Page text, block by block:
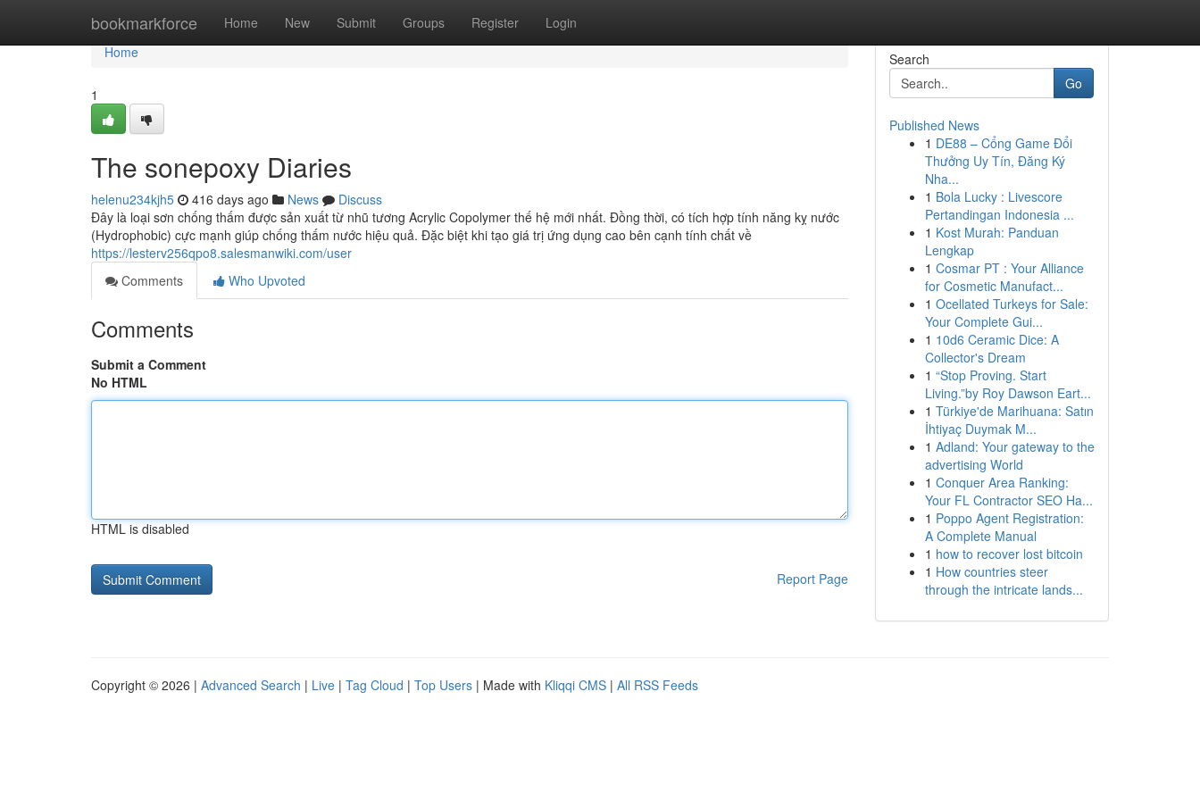
bookmarkforce Home New Submit Groups Register Login
Home
Home
1
The sonepoxy Diaries
helenu234kjh5 416 days ago News
Discuss
Đây là loại sơn chống thấm được sản xuất từ nhũ tương Acrylic Copolymer thế hệ mới nhất. Đồng thời, có tích hợp tính năng kỵ nước
(Hydrophobic) cực mạnh giúp chống thấm nước hiệu quả. Đặc biệt khi tạo giá trị ứng dụng cao bên cạnh tính chất về
https://lesterv256qpo8.salesmanwiki.com/user
Comments
Who Upvoted
Comments
Submit a Comment
No HTML
HTML is disabled
Report Page
Search
Go
Published News
1 DE88 – Cổng Game Đổi
Thưởng Uy Tín, Đăng Ký
Nha...
1 Bola Lucky : Livescore
Pertandingan Indonesia ...
1 Kost Murah: Panduan
Lengkap
1 Cosmar PT : Your Alliance
for Cosmetic Manufact...
1 Ocellated Turkeys for Sale:
Your Complete Gui...
1 10d6 Ceramic Dice: A
Collector's Dream
1 “Stop Proving. Start
Living.”by Roy Dawson Eart...
1 Türkiye'de Marihuana: Satın
İhtiyaç Duymak M...
1 Adland: Your gateway to the
advertising World
1 Conquer Area Ranking:
Your FL Contractor SEO Ha...
1 Poppo Agent Registration:
A Complete Manual
1 how to recover lost bitcoin
1 How countries steer
through the intricate lands...
Copyright © 2026 | Advanced Search | Live | Tag Cloud | Top Users | Made with Kliqqi CMS | All RSS Feeds